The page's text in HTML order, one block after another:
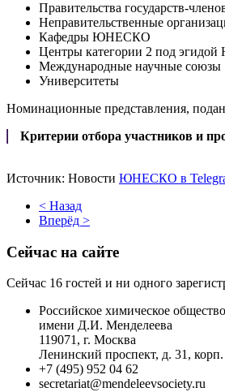
Правительства государств-
Неправительственные
Кафедры ЮНЕСКО
Центры категории 2 под
Международные научные союзы
Университеты
Номинационные представления,
Критерии отбора участников и
Источник: Новости ЮНЕСКО в
< Назад
Вперёд >
Сейчас на сайте
Сейчас 16 гостей и ни одного
Российское химическое общество
имени Д.И. Менделеева
119071, г. Москва
Ленинский проспект, д. 31,
+7 (495) 952 04 62
secretariat@mendeleevsociety.ru